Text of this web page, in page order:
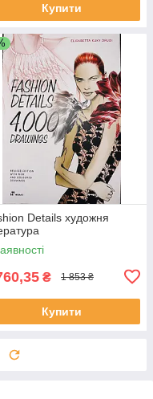
Купити
Details художня
₴ 1 853 ₴
Купити